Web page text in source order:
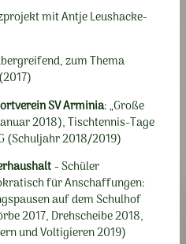
mit Antje Leushacke-
zum Thema
SV Arminia: „Große
2018), Tischtennis-Tage
(Schuljahr 2018/2019)
- Schüler
für Anschaffungen:
auf dem Schulhof
2017, Drehscheibe 2018,
und Voltigieren 2019)